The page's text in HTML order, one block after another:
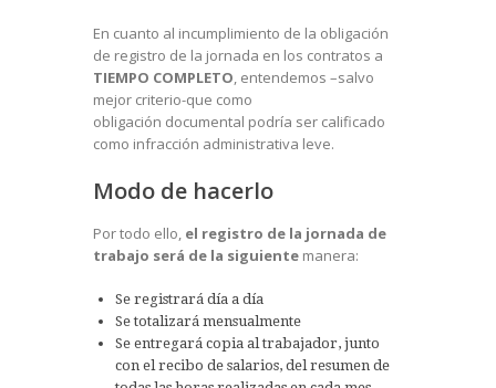
En cuanto al incumplimiento de la obligación
de registro de la jornada en los contratos a
TIEMPO COMPLETO, entendemos –salvo
mejor criterio-que como
obligación documental podría ser calificado
como infracción administrativa leve.
Modo de hacerlo
Por todo ello, el registro de la jornada de
trabajo será de la siguiente manera:
Se registrará día a día
Se totalizará mensualmente
Se entregará copia al trabajador, junto
con el recibo de salarios, del resumen de